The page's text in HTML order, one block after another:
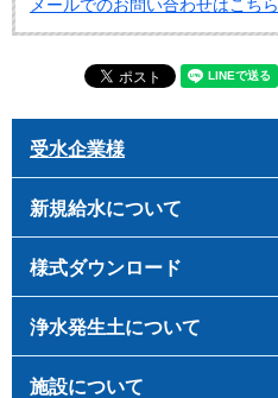
メールでのお問い合わせはこちら
受水企業様
新規給水について
様式ダウンロード
浄水発生土について
施設について